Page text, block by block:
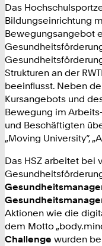
Das
Bildungseinrichtung
Bewegungsangebot
Strukturen an der
beeinflusst. Neben
Kursangebots und
Bewegung im
und Beschäftigten
„Moving University“,
Das HSZ arbeitet bei
Aktionen wie die
dem Motto
Challenge wurden